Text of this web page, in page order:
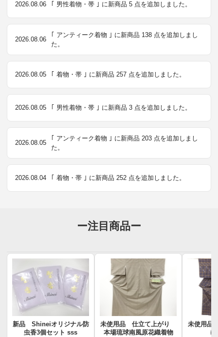
2026.08.06 ｢ 男性着物・帯 ｣ に新商品 5 点を追加しました。
2026.08.06
｢ アンティーク着物 ｣ に新商品 138 点を追加しまし
た。
2026.08.05 ｢ 着物・帯 ｣ に新商品 257 点を追加しました。
2026.08.05 ｢ 男性着物・帯 ｣ に新商品 3 点を追加しました。
2026.08.05
｢ アンティーク着物 ｣ に新商品 203 点を追加しまし
た。
2026.08.04 ｢ 着物・帯 ｣ に新商品 252 点を追加しました。
ー注目商品ー
新品 Shineiオリジナル防
虫香3個セット sss
未使用品 仕立て上がり
本場琉球南風原花織着物
未使用品